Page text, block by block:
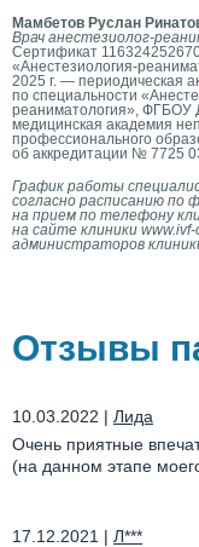
Мамбетов Руслан
Врач анестезиолог-
Сертификат
«Анестезиология-
2025 г. — периодическая
по специальности
реаниматология», ФГБОУ
медицинская академия
профессионального
об аккредитации № 7725
График работы
согласно расписанию по
на прием по телефону
на сайте клиники www.ivf-
администраторов
Отзывы
10.03.2022 | Лида
Очень приятные
(на данном этапе
17.12.2021 | Л***